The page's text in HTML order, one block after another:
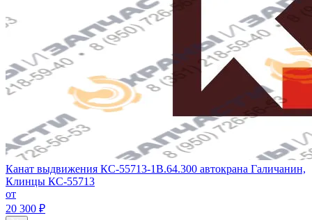
Канат выдвижения КС-55713-1В.64.300 автокрана Галичанин,
Клинцы КС-55713
от
20 300 ₽